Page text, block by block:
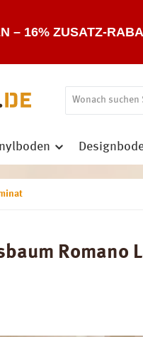
– 16% ZUSATZ-
Romano